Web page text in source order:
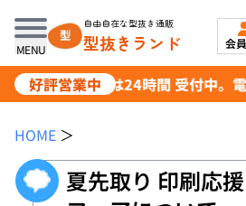
MENU
自由自在な型抜き通販
型抜きランド 会
好評営業中
ご注文は24時間 受付中。
HOME ＞
夏先取り 印刷応援